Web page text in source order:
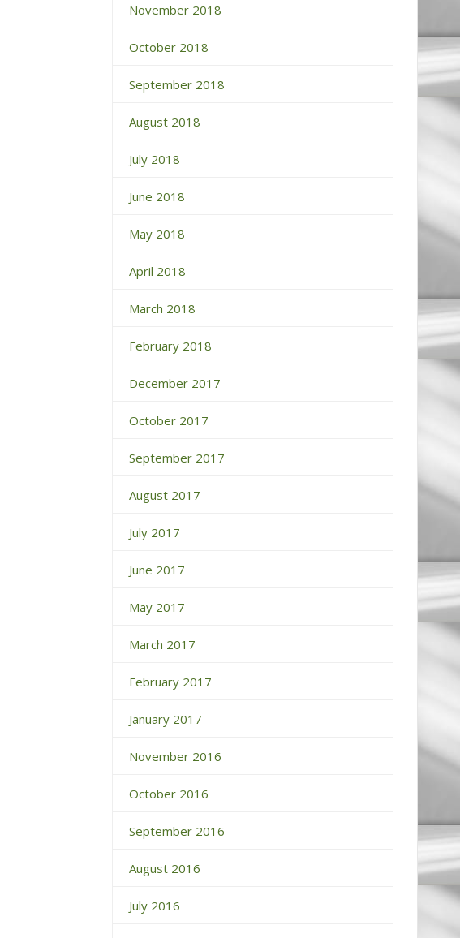
November 2018
October 2018
September 2018
August 2018
July 2018
June 2018
May 2018
April 2018
March 2018
February 2018
December 2017
October 2017
September 2017
August 2017
July 2017
June 2017
May 2017
March 2017
February 2017
January 2017
November 2016
October 2016
September 2016
August 2016
July 2016